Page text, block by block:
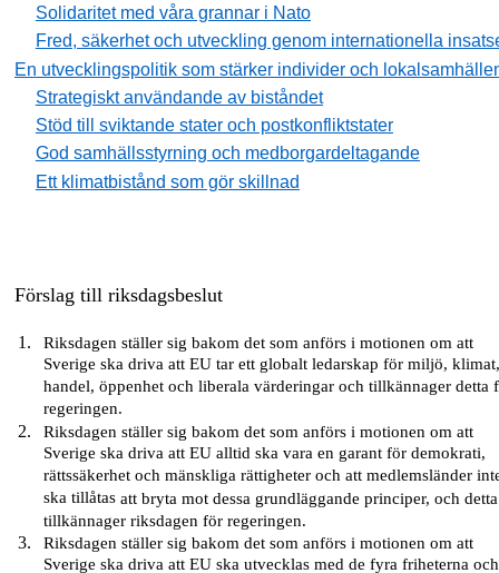
Solidaritet med våra grannar i Nato
Fred, säkerhet och utveckling genom internationella
En utvecklingspolitik som stärker individer och
Strategiskt användande av biståndet
Stöd till sviktande stater och postkonfliktstater
God samhällsstyrning och medborgardeltagande
Ett klimatbistånd som gör skillnad
Förslag till riksdagsbeslut
Riksdagen ställer sig bakom det som anförs i motionen om att
Sverige ska driva att EU tar ett globalt ledarskap för miljö,
handel, öppenhet och liberala värderingar och tillkännager detta
regeringen.
Riksdagen ställer sig bakom det som anförs i motionen om att
Sverige ska driva att EU alltid ska vara en garant för demokrati,
rättssäkerhet och mänskliga rättigheter och att medlemsländer
ska tillåtasattbryta mot dessa grundläggande principer, ochdetta
tillkännagerriksdagen för regeringen.
Riksdagen ställer sig bakom det som anförs i motionen om att
Sverige ska driva att EU ska utvecklas med de fyra friheterna och